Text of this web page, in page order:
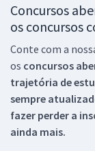
Concursos
os concursos
Conte com a
os concursos
trajetória de
sempre
fazer perder a
ainda mais.